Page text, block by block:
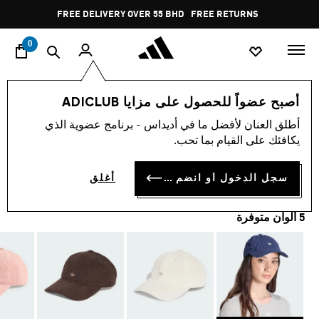
Pause
promotion
rotation
FREE DELIVERY OVER 55 BHD FREE RETURNS
0
أصبح عضواً للحصول على مزايا ADICLUB
أطلق العنان لأفضل ما في أديداس - برنامج عضوية الذي
يكافئك على القيام بما تحب.
سجل الدخول أو انضم الآن أغلق
اسلوب حياة العلامات التجارية أوريجينالز إكسسوارات
قبعة بيسبول قماش كوردروي
BD 15.00
5 ألوان متوفرة